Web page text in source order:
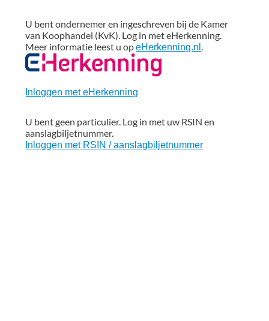
U bent ondernemer en ingeschreven bij de Kamer
van Koophandel (KvK). Log in met eHerkenning.
Meer informatie leest u opeHerkenning.nl.
Inloggen met eHerkenning
U bent geen particulier. Log in met uw RSIN en
aanslagbiljetnummer.
Inloggen met RSIN / aanslagbiljetnummer